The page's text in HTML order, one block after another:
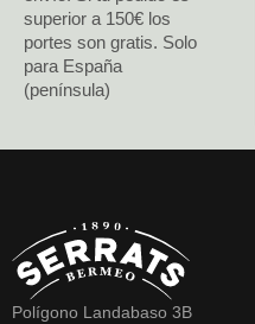
superior a 150€ los
portes son gratis. Solo
para España
(península)
Polígono Landabaso 3B